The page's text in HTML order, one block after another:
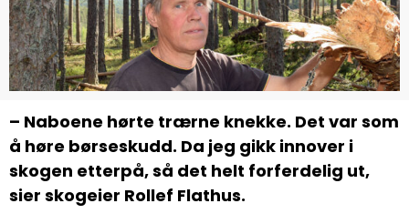
– Naboene hørte trærne knekke. Det var som
å høre børseskudd. Da jeg gikk innover i
skogen etterpå, så det helt forferdelig ut,
sier skogeier Rollef Flathus.